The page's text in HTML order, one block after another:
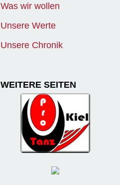
Was wir wollen
Unsere Werte
Unsere Chronik
WEITERE SEITEN